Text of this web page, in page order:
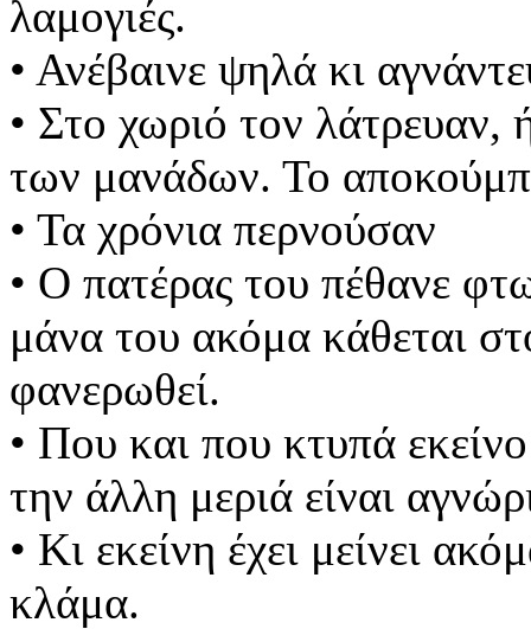
λαμογιές.
• Ανέβαινε ψηλά κι
• Στο χωριό τον λάτρευαν,
των μανάδων. Το
• Τα χρόνια περνούσαν
• Ο πατέρας του πέθανε
μάνα του ακόμα κάθεται
φανερωθεί.
• Που και που κτυπά
την άλλη μεριά είναι
• Κι εκείνη έχει μείνει
κλάμα.